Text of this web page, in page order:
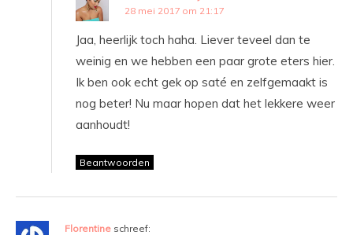
28 mei 2017 om 21:17
Jaa, heerlijk toch haha. Liever teveel dan te
weinig en we hebben een paar grote eters hier.
Ik ben ook echt gek op saté en zelfgemaakt is
nog beter! Nu maar hopen dat het lekkere weer
aanhoudt!
Beantwoorden
Florentine schreef: